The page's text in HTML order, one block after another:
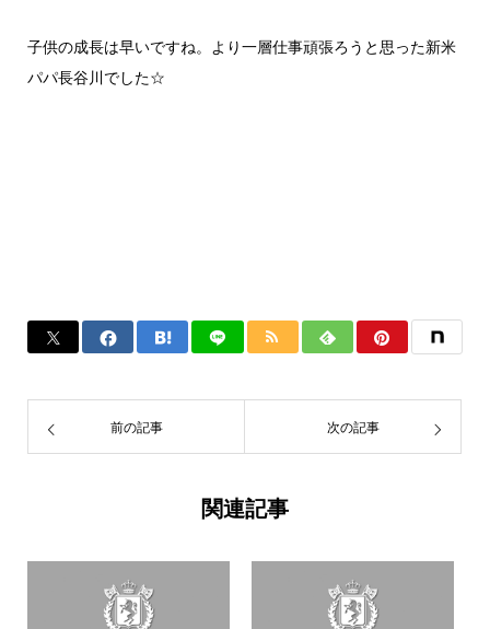
子供の成長は早いですね。より一層仕事頑張ろうと思った新米
パパ長谷川でした☆
前の記事 次の記事
関連記事